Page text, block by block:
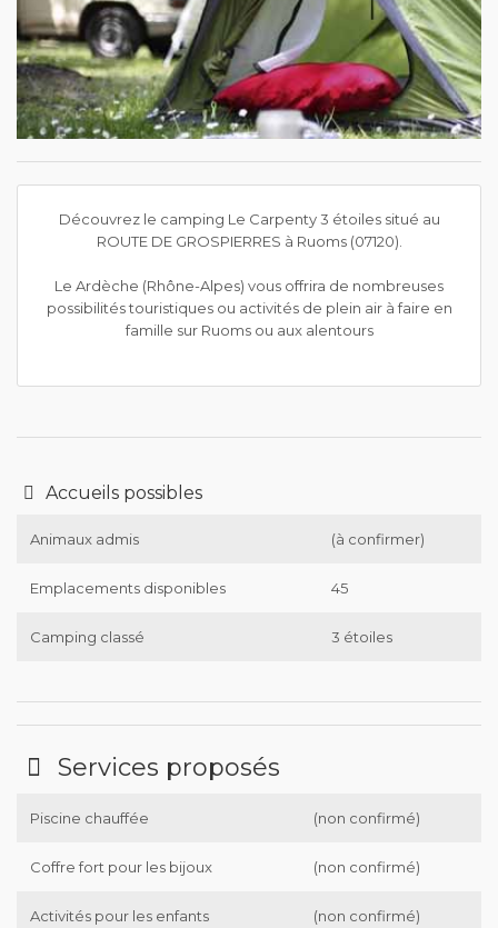
Découvrez le camping Le Carpenty 3 étoiles situé au
ROUTE DE GROSPIERRES à Ruoms (07120).
Le Ardèche (Rhône-Alpes) vous offrira de nombreuses
possibilités touristiques ou activités de plein air à faire en
famille sur Ruoms ou aux alentours
Accueils possibles
Animaux admis (à confirmer)
Emplacements disponibles 45
Camping classé 3 étoiles
Services proposés
Piscine chauffée (non confirmé)
Coffre fort pour les bijoux (non confirmé)
Activités pour les enfants (non confirmé)